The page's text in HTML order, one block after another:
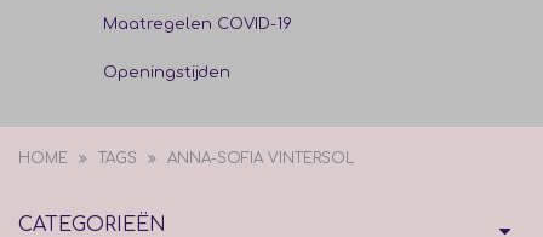
Maatregelen COVID-19
Openingstijden
HOME TAGS ANNA-SOFIA VINTERSOL
CATEGORIEËN